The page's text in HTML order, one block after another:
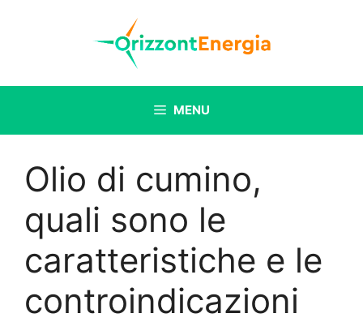
MENU
Olio di cumino,
quali sono le
caratteristiche e le
controindicazioni